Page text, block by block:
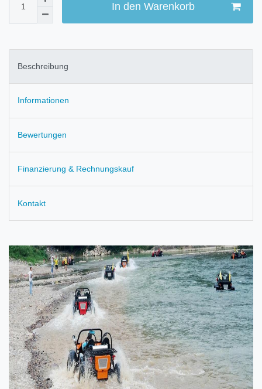
In den Warenkorb
Beschreibung
Informationen
Bewertungen
Finanzierung & Rechnungskauf
Kontakt